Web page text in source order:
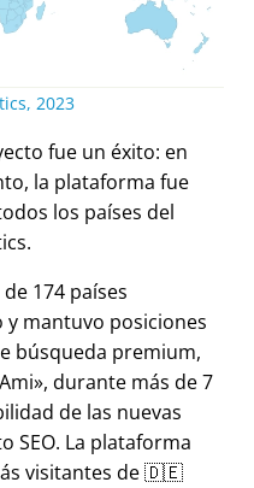
2023
fue un éxito: en
la plataforma fue
los países del
174 países
mantuvo posiciones
búsqueda premium,
, durante más de 7
de las nuevas
SEO. La plataforma
visitantes de 🇩🇪